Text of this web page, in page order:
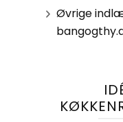
Øvrige